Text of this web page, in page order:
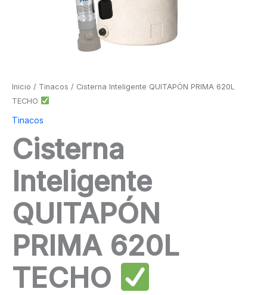
Inicio / Tinacos / Cisterna Inteligente QUITAPÓN PRIMA 620L
TECHO
Tinacos
Cisterna
Inteligente
QUITAPÓN
PRIMA 620L
TECHO